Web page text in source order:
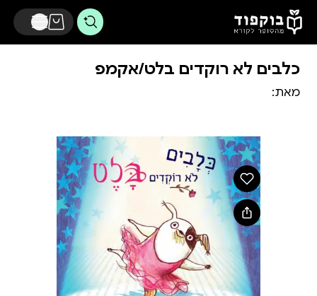
דלג לתוכן הראשי
כלבים לא רוקדים בלט/אקמפ
מאת: